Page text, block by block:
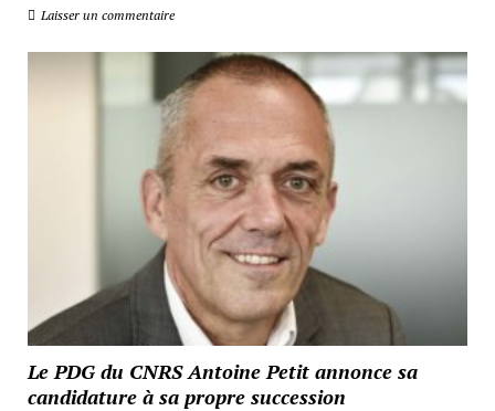
Laisser un commentaire
Le PDG du CNRS Antoine Petit annonce sa
candidature à sa propre succession